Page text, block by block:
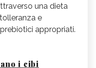
una dieta
e
appropriati.
i cibi